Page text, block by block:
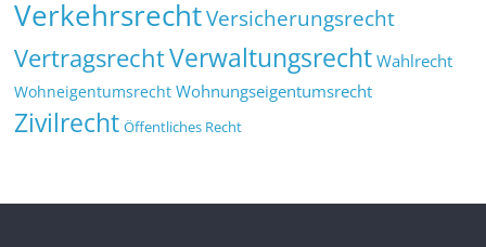
VerkehrsrechtVersicherungsrecht
VertragsrechtVerwaltungsrecht Wahlrecht
Wohneigentumsrecht Wohnungseigentumsrecht
Zivilrecht Öffentliches Recht